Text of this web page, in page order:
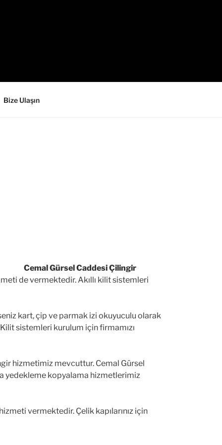
Bize Ulaşın
Cemal Gürsel Caddesi Çilingir
de vermektedir. Akıllı kilit sistemleri
kart, çip ve parmak izi okuyuculu olarak
sistemleri kurulum için firmamızı
hizmetimiz mevcuttur. Cemal Gürsel
yedekleme kopyalama hizmetlerimiz
vermektedir. Çelik kapılarınız için